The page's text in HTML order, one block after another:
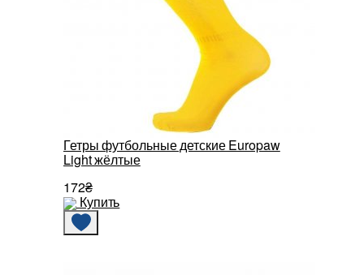
Гетры футбольные детские Europaw
Light жёлтые
172₴
Купить